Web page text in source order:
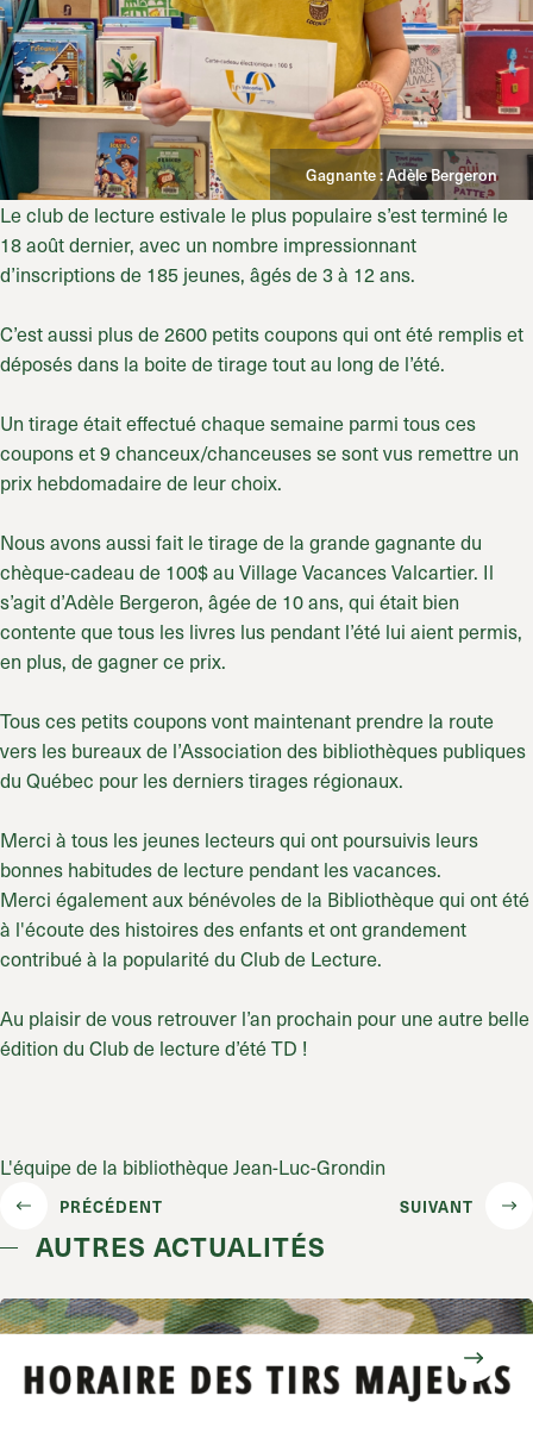
Gagnante : Adèle Bergeron
Le club de lecture estivale le plus populaire s’est terminé le
18 août dernier, avec un nombre impressionnant
d’inscriptions de 185 jeunes, âgés de 3 à 12 ans.
C’est aussi plus de 2600 petits coupons qui ont été remplis et
déposés dans la boite de tirage tout au long de l’été.
Un tirage était effectué chaque semaine parmi tous ces
coupons et 9 chanceux/chanceuses se sont vus remettre un
prix hebdomadaire de leur choix.
Nous avons aussi fait le tirage de la grande gagnante du
chèque-cadeau de 100$ au Village Vacances Valcartier. Il
s’agit d’Adèle Bergeron, âgée de 10 ans, qui était bien
contente que tous les livres lus pendant l’été lui aient permis,
en plus, de gagner ce prix.
Tous ces petits coupons vont maintenant prendre la route
vers les bureaux de l’Association des bibliothèques publiques
du Québec pour les derniers tirages régionaux.
Merci à tous les jeunes lecteurs qui ont poursuivis leurs
bonnes habitudes de lecture pendant les vacances.
Merci également aux bénévoles de la Bibliothèque qui ont été
à l'écoute des histoires des enfants et ont grandement
contribué à la popularité du Club de Lecture.
Au plaisir de vous retrouver l’an prochain pour une autre belle
édition du Club de lecture d’été TD !
L'équipe de la bibliothèque Jean-Luc-Grondin
PRÉCÉDENT SUIVANT
AUTRES ACTUALITÉS